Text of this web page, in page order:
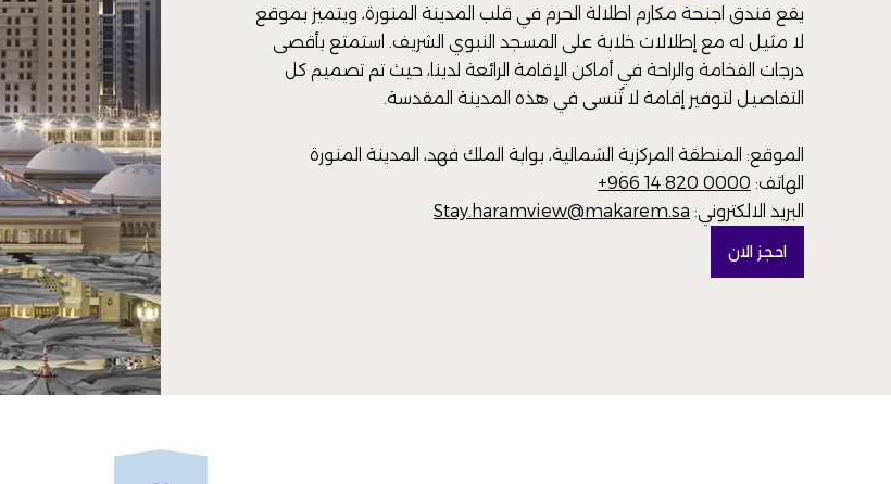
يقع فندق اجنحة مكارم اطلالة الحرم في قلب المدينة المنورة، ويتميز بموقع
لا مثيل له مع إطلالات خلابة على المسجد النبوي الشريف. استمتع بأقصى
درجات الفخامة والراحة في أماكن الإقامة الرائعة لدينا، حيث تم تصميم كل
التفاصيل لتوفير إقامة لا تُنسى في هذه المدينة المقدسة.
الموقع: المنطقة المركزية الشمالية، بوابة الملك فهد، المدينة المنورة
الهاتف: +966 14 820 0000
البريد الالكتروني: Stay.haramview@makarem.sa
احجز الان(OPENS IN A NEW TAB)